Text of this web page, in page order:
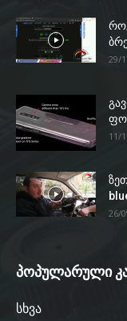
29/
11/
26/
პოპულარული
სხვა